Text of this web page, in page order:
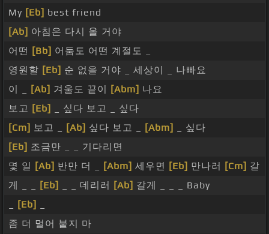
My [Eb] best friend
[Ab] 아침은 다시 올 거야
어떤 [Bb] 어둠도 어떤 계절도 _
영원할 [Eb] 순 없을 거야 _ 세상이 _ 나빠요
이 _
[Ab] 겨울도 끝이 [Abm] 나요
보고 [Eb]
_ 싶다 보고 _ 싶다
[Cm] 보고 _ [Ab] 싶다 보고 _ [Abm]
_ 싶다
[Eb] 조금만 _ _ 기다리면
몇 일 [Ab] 반만 더 _ [Abm] 세우면 [Eb] 만나러 [Cm] 갈
게 _ _
[Eb] _ _ 데리러 [Ab] 갈게 _ _ _ Baby
[Eb]
좀 더 멀어 붙지 마